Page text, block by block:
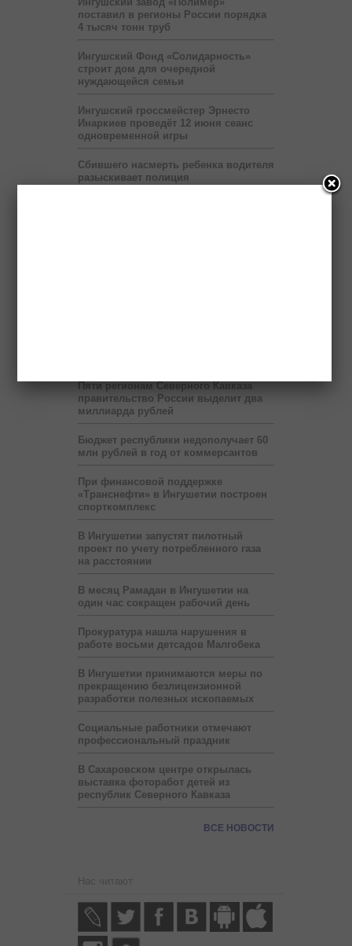
поставил в регионы России порядка
4 тысяч тонн труб
Ингушский Фонд «Солидарность»
строит дом для очередной
нуждающейся семьи
Ингушский гроссмейстер Эрнесто
Инаркиев проведёт 12 июня сеанс
одновременной игры
Сбившего насмерть ребенка водителя
разыскивает полиция
Пяти регионам Северного Кавказа
правительство России выделит два
миллиарда рублей
Бюджет республики недополучает 60
млн рублей в год от коммерсантов
При финансовой поддержке
«Транснефти» в Ингушетии построен
спорткомплекс
В Ингушетии запустят пилотный
проект по учету потребленного газа
на расстоянии
В месяц Рамадан в Ингушетии на
один час сокращен рабочий день
Прокуратура нашла нарушения в
работе восьми детсадов Малгобека
В Ингушетии принимаются меры по
прекращению безлицензионной
разработки полезных ископаемых
Социальные работники отмечают
профессиональный праздник
В Сахаровском центре открылась
выставка фоторабот детей из
республик Северного Кавказа
ВСЕ НОВОСТИ
Нас читают